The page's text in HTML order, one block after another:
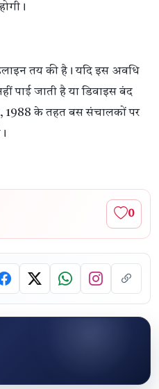
तय की है। यदि इस अवधि
पाई जाती है या डिवाइस बंद
1988 के तहत बस संचालकों पर
0